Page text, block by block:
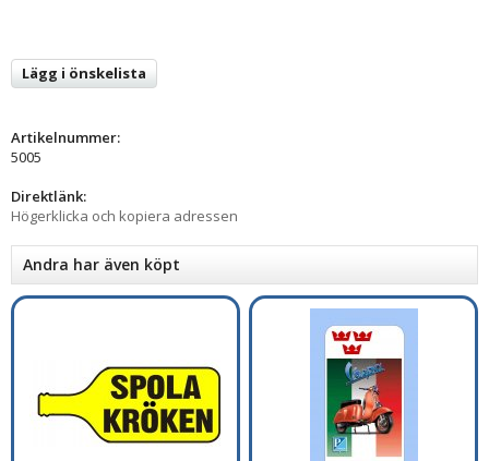
Lägg i önskelista
Artikelnummer:
5005
Direktlänk:
Högerklicka och kopiera adressen
Andra har även köpt